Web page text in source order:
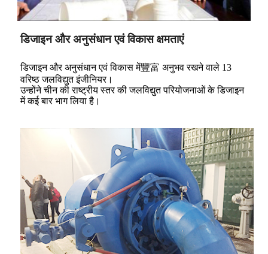
डिजाइन और अनुसंधान एवं विकास क्षमताएं
डिजाइन और अनुसंधान एवं विकास में豐富 अनुभव रखने वाले 13
वरिष्ठ जलविद्युत इंजीनियर।
उन्होंने चीन की राष्ट्रीय स्तर की जलविद्युत परियोजनाओं के डिजाइन
में कई बार भाग लिया है।